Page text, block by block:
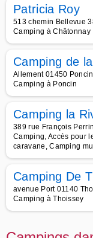
Patricia Roy
513 chemin Bellevue
Camping à Châtonnay
Camping de
Allement 01450
Camping à Poncin
Camping la
389 rue François
Camping, Accès pour
caravane, Camping
Camping De
avenue Port 01140
Camping à Thoissey